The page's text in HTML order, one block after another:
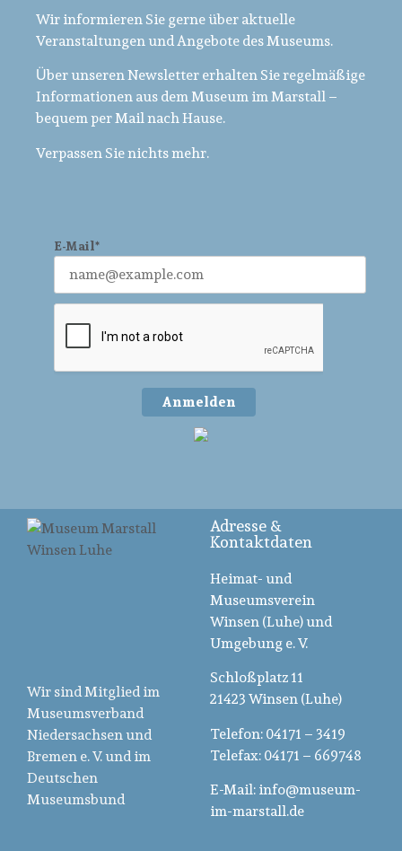
Wir informieren Sie gerne über aktuelle
Veranstaltungen und Angebote des Museums.
Über unseren Newsletter erhalten Sie regelmäßige
Informationen aus dem Museum im Marstall –
bequem per Mail nach Hause.
Verpassen Sie nichts mehr.
E-Mail*
Anmelden
Wir sind Mitglied im
Museumsverband
Niedersachsen und
Bremen e. V. und im
Deutschen
Museumsbund
Adresse &
Kontaktdaten
Heimat- und
Museumsverein
Winsen (Luhe) und
Umgebung e. V.
Schloßplatz 11
21423 Winsen (Luhe)
Telefon: 04171 – 3419
Telefax: 04171 – 669748
E-Mail: info@museum-
im-marstall.de